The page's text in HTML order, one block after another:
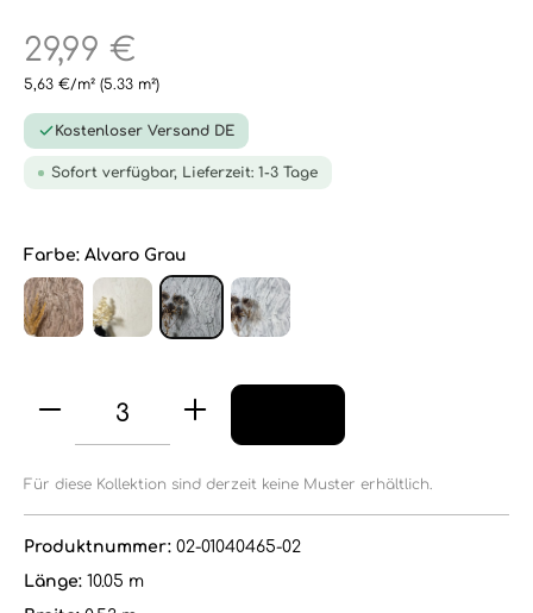
29,99 €
5,63 €/m² (5.33 m²)
Kostenloser Versand DE
Sofort verfügbar, Lieferzeit: 1-3 Tage
Farbe: Alvaro Grau
Für diese Kollektion sind derzeit keine Muster erhältlich.
Produktnummer: 02-01040465-02
Länge: 10.05 m